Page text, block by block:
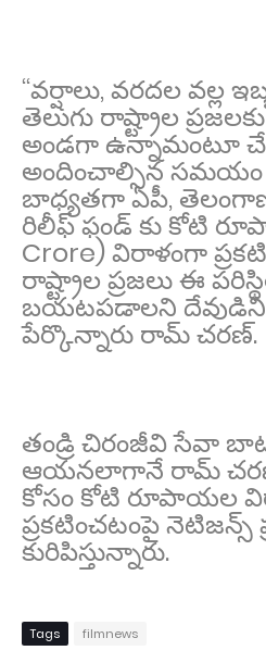
‘‘వర్షాలు, వరదల వల్ల
తెలుగు రాష్ట్రాల
అండగా ఉన్నామంటూ
అందించాల్సిన సమయం
బాధ్యతగా ఏపీ,
రిలీఫ్ ఫండ్ కు కోటి
Crore) విరాళంగా
రాష్ట్రాల ప్రజలు ఈ
బయటపడాలని దేవుడిని
పేర్కొన్నారు రామ్ చరణ్.
తండ్రి చిరంజీవి సేవా
ఆయ‌న‌లాగానే రామ్ చ‌ర‌ణ్
కోసం కోటి రూపాయ‌ల
ప్ర‌క‌టించటంపై నెటిజ‌న్స్
కురిపిస్తున్నారు.
Tags filmnews